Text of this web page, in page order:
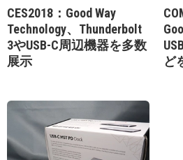
CES2018：Good Way
Technology、Thunderbolt
3やUSB-C周辺機器を多数
展示
ど